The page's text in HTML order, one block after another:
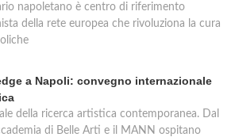
napoletano è centro di riferimento
della rete europea che rivoluziona la cura
a Napoli: convegno internazionale
della ricerca artistica contemporanea. Dal
di Belle Arti e il MANN ospitano